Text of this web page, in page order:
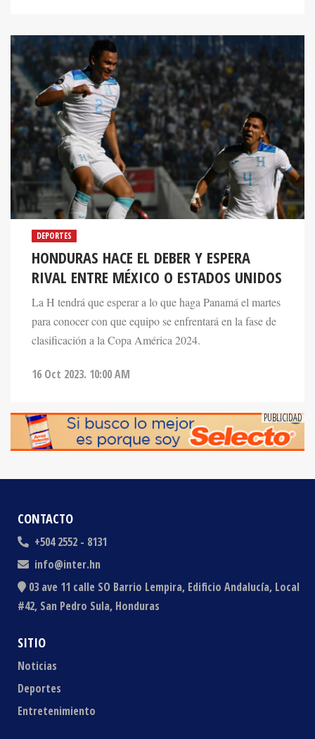
DEPORTES
HONDURAS HACE EL DEBER Y ESPERA
RIVAL ENTRE MÉXICO O ESTADOS UNIDOS
La H tendrá que esperar a lo que haga Panamá el martes
para conocer con que equipo se enfrentará en la fase de
clasificación a la Copa América 2024.
CONTACTO
+504 2552 - 8131
info@inter.hn
03 ave 11 calle SO Barrio Lempira, Edificio Andalucía, Local
#42, San Pedro Sula, Honduras
SITIO
Noticias
Deportes
Entretenimiento